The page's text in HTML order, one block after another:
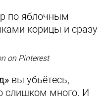
по яблочным
корицы и сразу
on Pinterest
вы убьётесь,
слишком много. И